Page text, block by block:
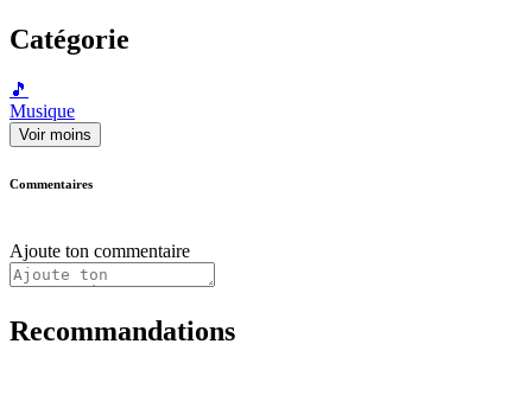
Catégorie
🎵
Musique
Voir moins
Commentaires
Ajoute ton commentaire
Recommandations